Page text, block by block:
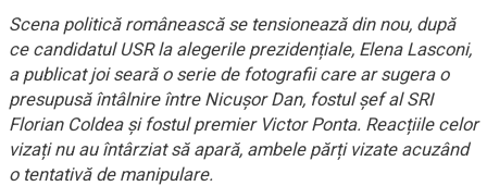
Scena politică românească se tensionează din nou, după
ce candidatul USR la alegerile prezidențiale, Elena Lasconi,
a publicat joi seară o serie de fotografii care ar sugera o
presupusă întâlnire între Nicușor Dan, fostul șef al SRI
Florian Coldea și fostul premier Victor Ponta. Reacțiile celor
vizați nu au întârziat să apară, ambele părți vizate acuzând
o tentativă de manipulare.